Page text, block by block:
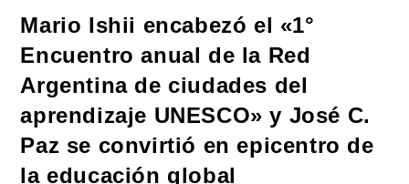
Mario Ishii encabezó el «1°
Encuentro anual de la Red
Argentina de ciudades del
aprendizaje UNESCO» y José C.
Paz se convirtió en epicentro de
la educación global